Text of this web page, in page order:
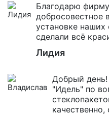
Благодарю
добросовестное
установке
сделали всё
Лидия
Добрый
"Идель" по